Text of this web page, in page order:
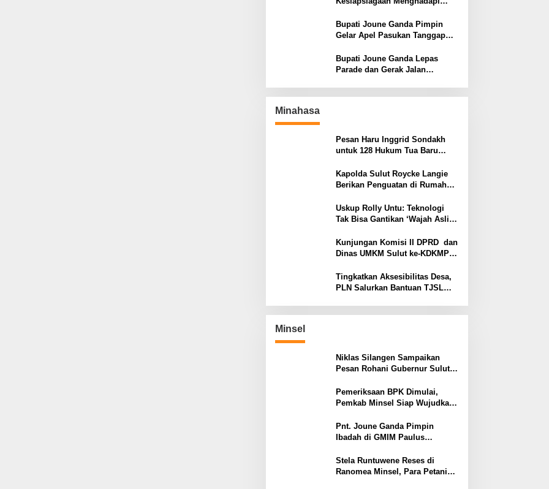
Danlanud Sam Ratulangi dan
Jajaran
Bupati Joune Ganda Pimpin
Gelar Apel Pasukan Tanggap
Nino
Bupati Joune Ganda Lepas
Parade dan Gerak Jalan
Minahasa
Pesan Haru Inggrid Sondakh
untuk 128 Hukum Tua Baru
Sang Ayah
Kapolda Sulut Roycke Langie
Berikan Penguatan di Rumah
Selamat Jalan Satria
Bhayangkara
Uskup Rolly Untu: Teknologi
Tak Bisa Gantikan ‘Wajah Asli’,
Manado Mampu Pererat
Sinodalitas
Kunjungan Komisi II DPRD dan
Dinas UMKM Sulut ke-KDKMP
Tingkatkan Aksesibilitas Desa,
PLN Salurkan Bantuan TJSL
Minsel
Niklas Silangen Sampaikan
Pesan Rohani Gubernur Sulut
El Ritey di Usia 191 Tahun
Pemeriksaan BPK Dimulai,
Pemkab Minsel Siap Wujudkan
Transparan
Pnt. Joune Ganda Pimpin
Ibadah di GMIM Paulus
Kasih sebagai Fondasi Utama
Stela Runtuwene Reses di
Ranomea Minsel, Para Petani